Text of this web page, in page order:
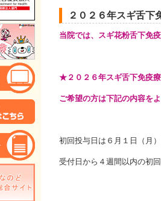
２０２６年スギ舌下
当院では、スギ花粉舌下免
★２０２６年スギ舌下免疫療
ご希望の方は下記の内容を
初回投与日は６月１日（月
受付日から４週間以内の初